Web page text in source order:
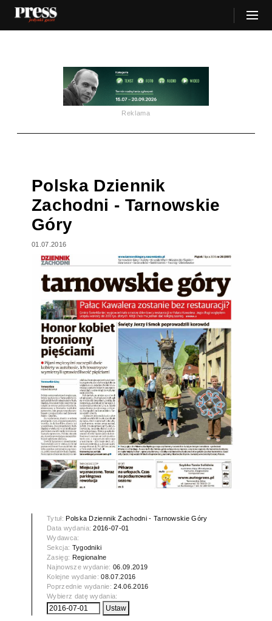
Reklama
Polska Dziennik
Zachodni - Tarnowskie
Góry
01.07.2016
Tytuł:Polska Dziennik Zachodni - Tarnowskie Góry
Data wydania:2016-07-01
Wydawca:
Sekcja: Tygodniki
Zasięg: Regionalne
Najnowsze wydanie:06.09.2019
Kolejne wydanie:08.07.2016
Poprzednie wydanie:24.06.2016
Wybierz datę wydania: